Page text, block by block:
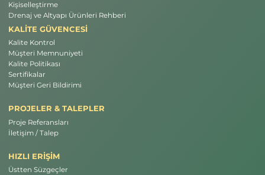
Kişiselleştirme
Drenaj ve Altyapı Ürünleri Rehberi
KALİTE GÜVENCESİ
Kalite Kontrol
Müşteri Memnuniyeti
Kalite Politikası
Sertifikalar
Müşteri Geri Bildirimi
PROJELER & TALEPLER
Proje Referansları
İletişim / Talep
HIZLI ERİŞİM
Üstten Süzgeçler